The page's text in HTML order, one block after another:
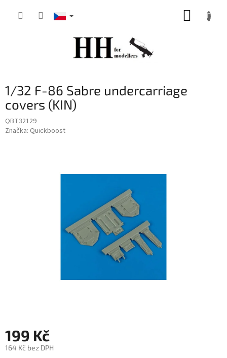
1/32 F-86 Sabre undercarriage
covers (KIN)
QBT32129
Značka: Quickboost
199 Kč
164 Kč bez DPH